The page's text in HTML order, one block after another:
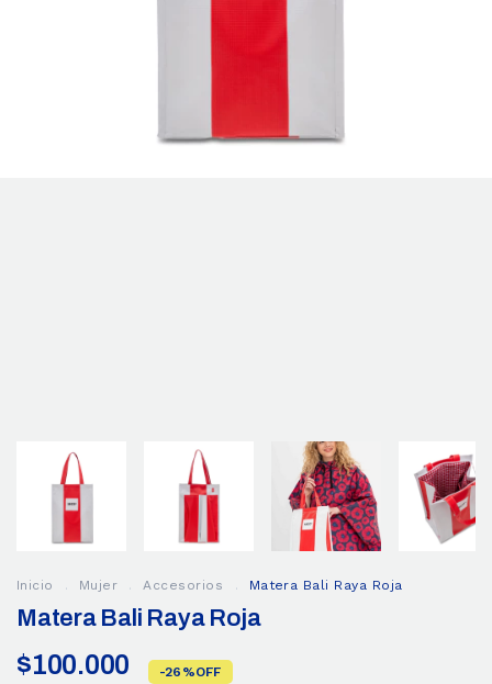
Inicio . Mujer . Accesorios . Matera Bali Raya Roja
Matera Bali Raya Roja
$100.000 -26 %OFF